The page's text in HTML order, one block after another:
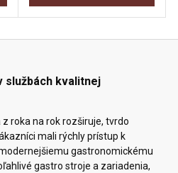
službách kvalitnej
roka na rok rozširuje, tvrdo
mali rýchly prístup k
gastronomickému
gastro stroje a zariadenia,